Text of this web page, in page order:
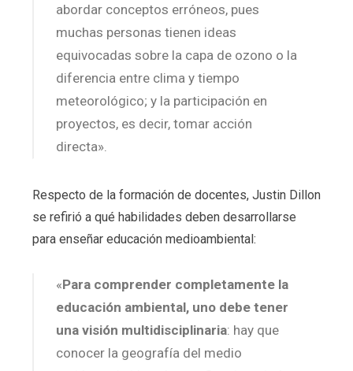
abordar conceptos erróneos, pues
muchas personas tienen ideas
equivocadas sobre la capa de ozono o la
diferencia entre clima y tiempo
meteorológico; y la participación en
proyectos, es decir, tomar acción
directa».
Respecto de la formación de docentes, Justin Dillon
se refirió a qué habilidades deben desarrollarse
para enseñar educación medioambiental:
«Para comprender completamente la
educación ambiental, uno debe tener
una visión multidisciplinaria: hay que
conocer la geografía del medio